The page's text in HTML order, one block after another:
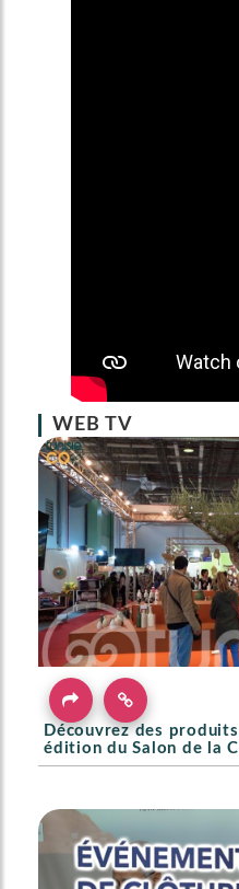
WEB TV
Découvrez des
édition du Salon de la